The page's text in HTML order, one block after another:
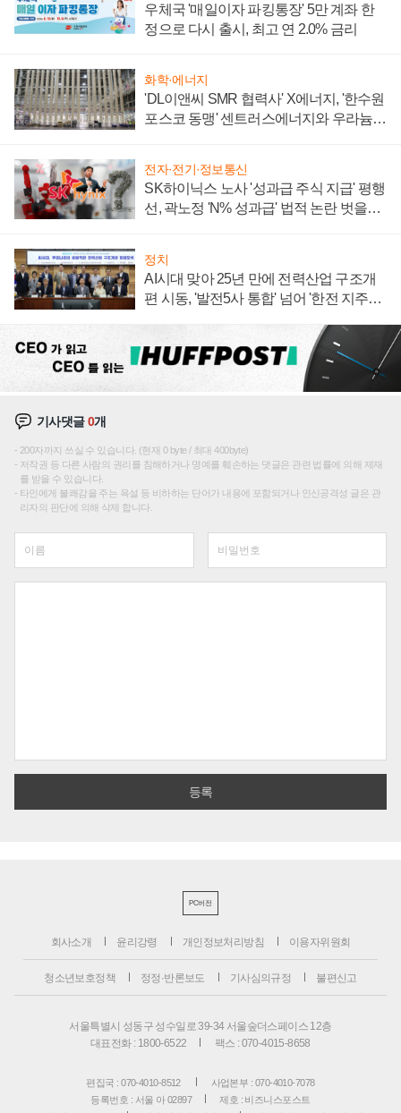
우체국 '매일이자 파킹통장' 5만 계좌 한
정으로 다시 출시, 최고 연 2.0% 금리
화학·에너지
'DL이앤씨 SMR 협력사' X에너지, '한수원
포스코 동맹' 센트러스에너지와 우라늄
전자·전기·정보통신
SK하이닉스 노사 '성과급 주식 지급' 평행
선, 곽노정 'N% 성과급' 법적 논란 벗을지
정치
AI시대 맞아 25년 만에 전력산업 구조개
편 시동, '발전5사 통합' 넘어 '한전 지주사'
기사댓글0개
200자까지 쓰실 수 있습니다. (현재 0 byte / 최대 400byte)
저작권 등 다른 사람의 권리를 침해하거나 명예를 훼손하는 댓글은 관련 법률에 의해 제재
를 받을 수 있습니다.
타인에게 불쾌감을 주는 욕설 등 비하하는 단어가 내용에 포함되거나 인신공격성 글은 관
리자의 판단에 의해 삭제 합니다.
PC버전
회사소개 윤리강령 개인정보처리방침 이용자위원회
청소년보호정책 정정·반론보도 기사심의규정 불편신고
서울특별시 성동구 성수일로 39-34 서울숲더스페이스 12층
대표전화 : 1800-6522
팩스 : 070-4015-8658
편집국 : 070-4010-8512
사업본부 : 070-4010-7078
등록번호 : 서울 아 02897
제호 : 비즈니스포스트